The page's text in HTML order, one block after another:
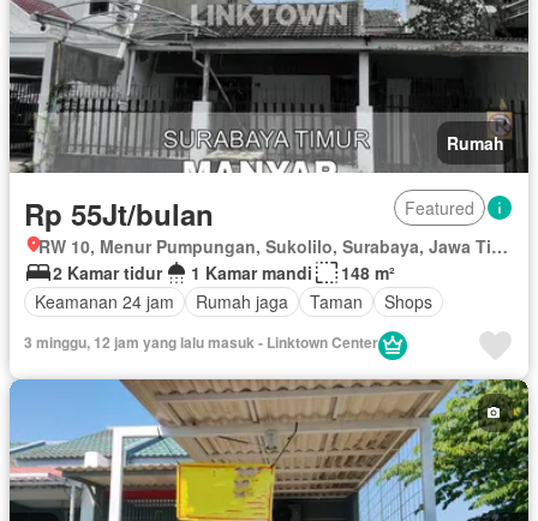
Rumah
Rp 55Jt/bulan
Featured
RW 10, Menur Pumpungan, Sukolilo, Surabaya, Jawa Timur
2 Kamar tidur
1 Kamar mandi
148 m²
Keamanan 24 jam
Rumah jaga Taman Shops
3 minggu, 12 jam yang lalu masuk - Linktown Center